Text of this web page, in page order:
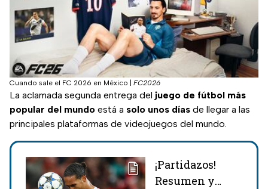
Cuando sale el FC 2026 en México FC2026
La aclamada segunda entrega del juego de fútbol más
popular del mundo está a solo unos días de llegar a las
principales plataformas de videojuegos del mundo.
¡Partidazos!
Resumen y